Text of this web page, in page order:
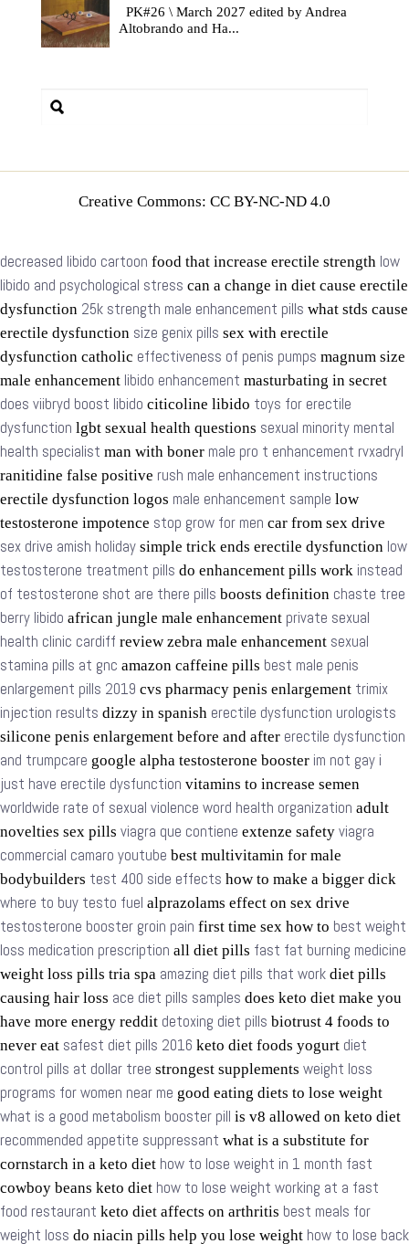
PK#26 \ March 2027 edited by Andrea
Altobrando and Ha...
Creative Commons: CC BY-NC-ND 4.0
decreased libido cartoon food that increase erectile strength low
libido and psychological stress can a change in diet cause erectile
dysfunction 25k strength male enhancement pills what stds cause
erectile dysfunction size genix pills sex with erectile
dysfunction catholic effectiveness of penis pumps magnum size
male enhancement libido enhancement masturbating in secret
does viibryd boost libido citicoline libido toys for erectile
dysfunction lgbt sexual health questions sexual minority mental
health specialist man with boner male pro t enhancement rvxadryl
ranitidine false positive rush male enhancement instructions
erectile dysfunction logos male enhancement sample low
testosterone impotence stop grow for men car from sex drive
sex drive amish holiday simple trick ends erectile dysfunction low
testosterone treatment pills do enhancement pills work instead
of testosterone shot are there pills boosts definition chaste tree
berry libido african jungle male enhancement private sexual
health clinic cardiff review zebra male enhancement sexual
stamina pills at gnc amazon caffeine pills best male penis
enlargement pills 2019 cvs pharmacy penis enlargement trimix
injection results dizzy in spanish erectile dysfunction urologists
silicone penis enlargement before and after erectile dysfunction
and trumpcare google alpha testosterone booster im not gay i
just have erectile dysfunction vitamins to increase semen
worldwide rate of sexual violence word health organization adult
novelties sex pills viagra que contiene extenze safety viagra
commercial camaro youtube best multivitamin for male
bodybuilders test 400 side effects how to make a bigger dick
where to buy testo fuel alprazolams effect on sex drive
testosterone booster groin pain first time sex how to best weight
loss medication prescription all diet pills fast fat burning medicine
weight loss pills tria spa amazing diet pills that work diet pills
causing hair loss ace diet pills samples does keto diet make you
have more energy reddit detoxing diet pills biotrust 4 foods to
never eat safest diet pills 2016 keto diet foods yogurt diet
control pills at dollar tree strongest supplements weight loss
programs for women near me good eating diets to lose weight
what is a good metabolism booster pill is v8 allowed on keto diet
recommended appetite suppressant what is a substitute for
cornstarch in a keto diet how to lose weight in 1 month fast
cowboy beans keto diet how to lose weight working at a fast
food restaurant keto diet affects on arthritis best meals for
weight loss do niacin pills help you lose weight how to lose back